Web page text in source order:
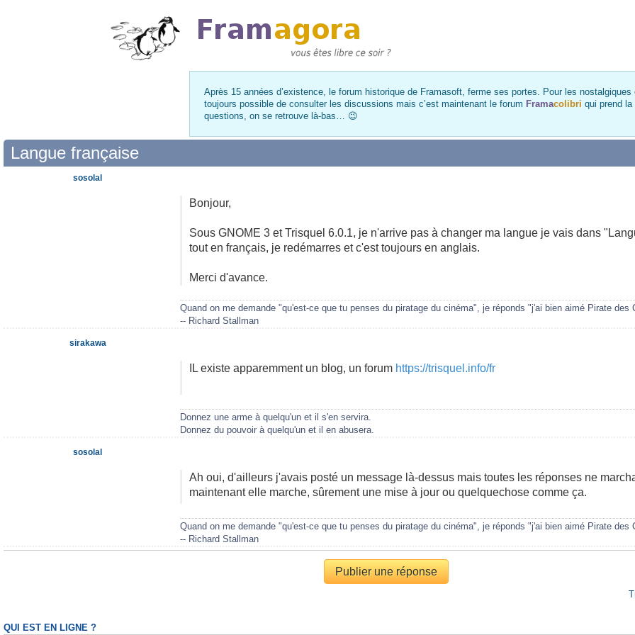
Après 15 années d’existence, le forum historique de Framasoft, ferme ses portes. Pour les
toujours possible de consulter les discussions mais c’est maintenant le forum Framacolibri qui prend
questions, on se retrouve là-bas… 😉
Langue française
Bonjour,
Sous GNOME 3 et Trisquel 6.0.1, je n'arrive pas à changer ma langue je vais dans
tout en français, je redémarres et c'est toujours en anglais.
Merci d'avance.
Quand on me demande "qu'est-ce que tu penses du piratage du cinéma", je réponds "j'ai bien aimé Pirate des
-- Richard Stallman
sosolal
IL existe apparemment un blog, un forum https://trisquel.info/fr
Donnez une arme à quelqu'un et il s'en servira.
Donnez du pouvoir à quelqu'un et il en abusera.
sirakawa
Ah oui, d'ailleurs j'avais posté un message là-dessus mais toutes les réponses ne
maintenant elle marche, sûrement une mise à jour ou quelquechose comme ça.
Quand on me demande "qu'est-ce que tu penses du piratage du cinéma", je réponds "j'ai bien aimé Pirate des
-- Richard Stallman
sosolal
Publier une réponse
QUI EST EN LIGNE ?